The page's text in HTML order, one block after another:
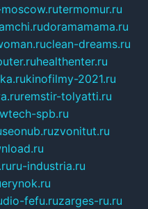
termomur.ru
doramamama.ru
clean-dreams.ru
healthenter.ru
kinofilmy-2021.ru
remstir-tolyatti.ru
spb.ru
seonub.ruzvonitut.ru
ru-industria.ru
erynok.ru
fefu.ruzarges-ru.ru